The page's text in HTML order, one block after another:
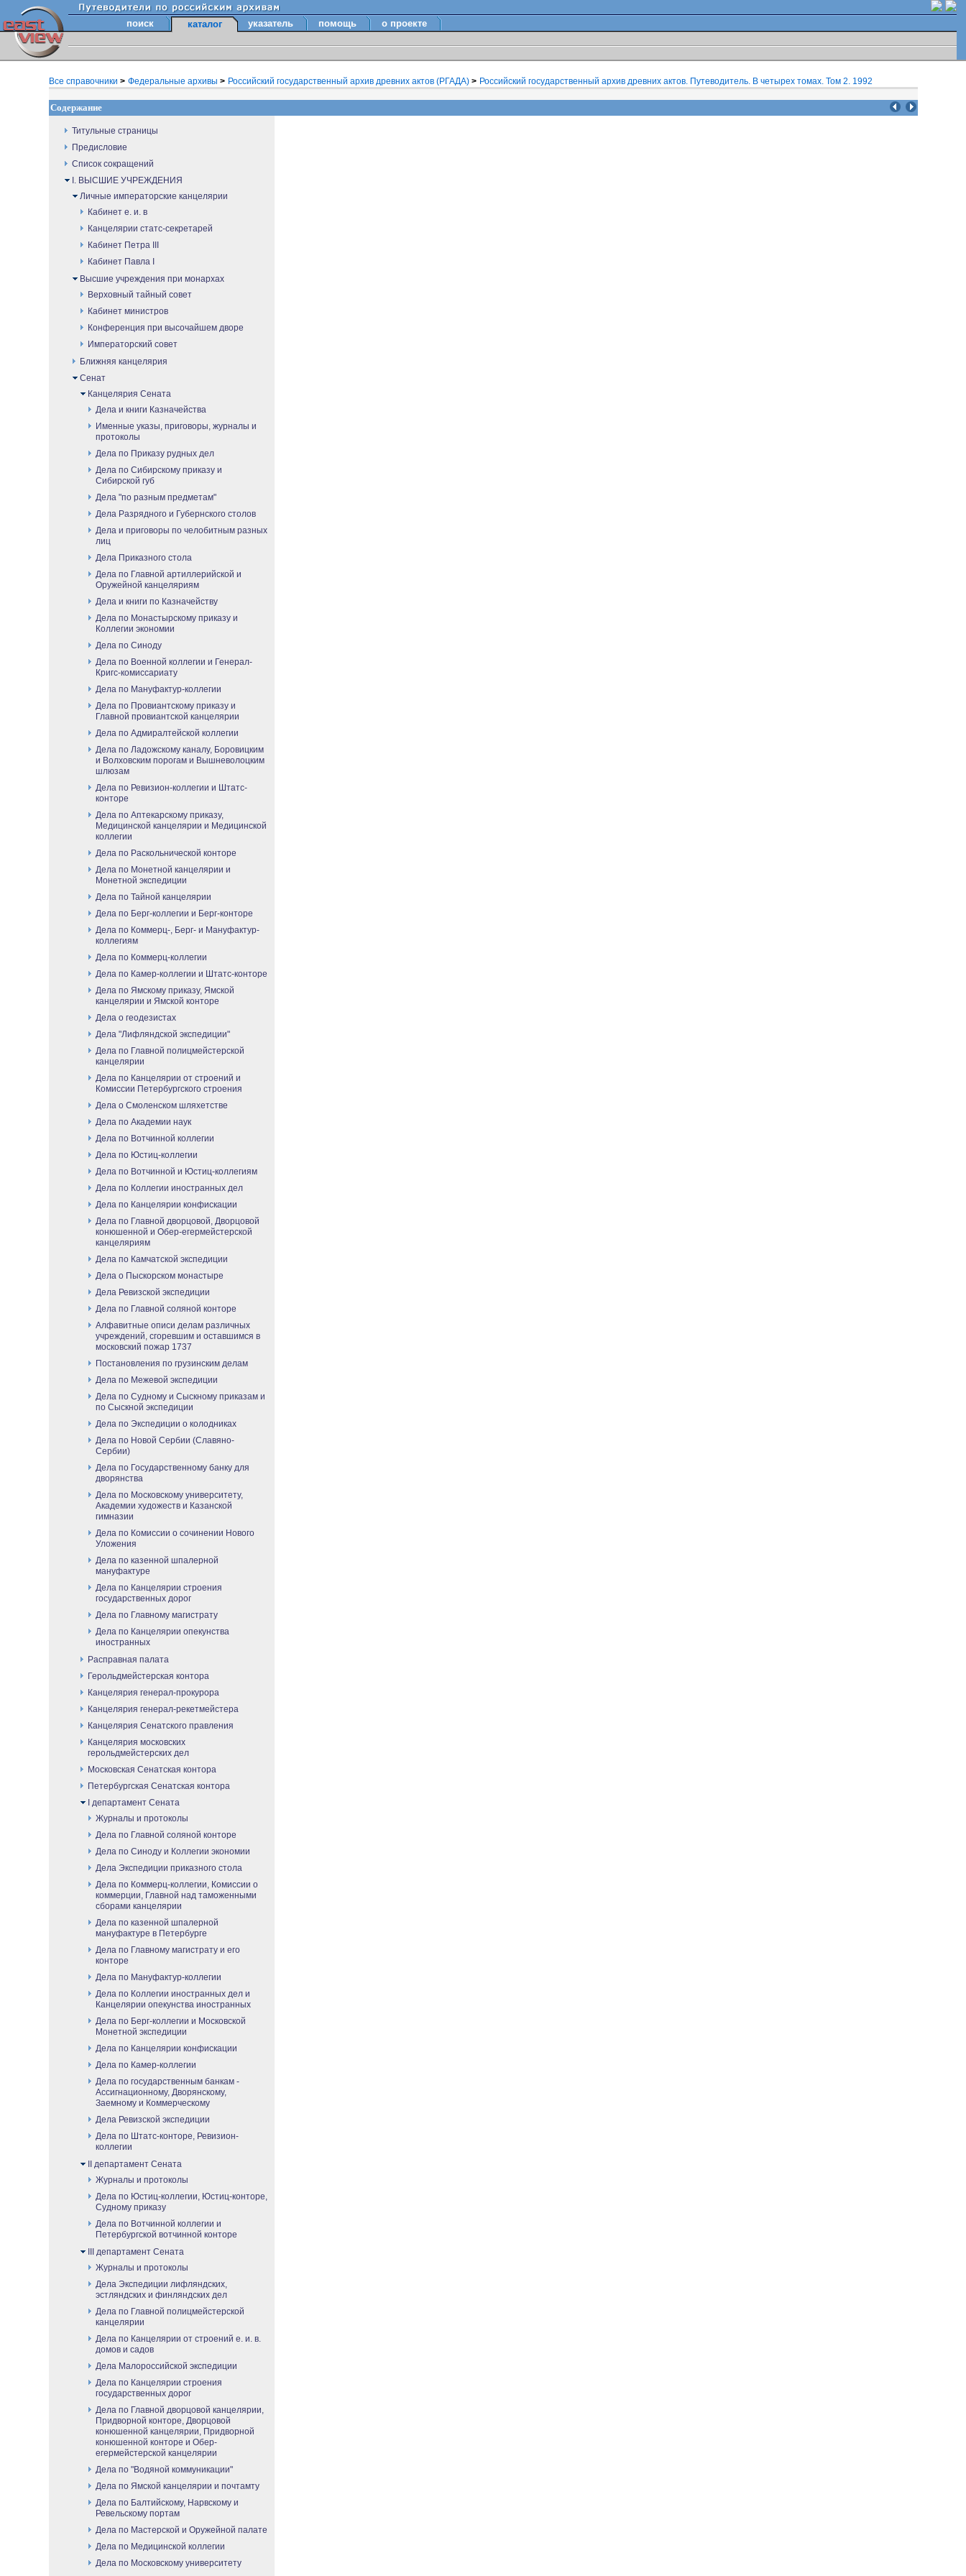
поиск каталог указатель помощь о проекте
Все справочники > Федеральные архивы > Российский государственный архив древних актов (РГАДА) > Российский государственный архив древних актов. Путеводитель. В четырех томах. Том 2. 1992
Содержание
Титульные страницы
Предисловие
Список сокращений
I. ВЫСШИЕ УЧРЕЖДЕНИЯ
Личные императорские канцелярии
Кабинет е. и. в
Канцелярии статс-секретарей
Кабинет Петра III
Кабинет Павла I
Высшие учреждения при монархах
Верховный тайный совет
Кабинет министров
Конференция при высочайшем дворе
Императорский совет
Ближняя канцелярия
Сенат
Канцелярия Сената
Дела и книги Казначейства
Именные указы, приговоры, журналы и
протоколы
Дела по Приказу рудных дел
Дела по Сибирскому приказу и
Сибирской губ
Дела "по разным предметам"
Дела Разрядного и Губернского столов
Дела и приговоры по челобитным разных
лиц
Дела Приказного стола
Дела по Главной артиллерийской и
Оружейной канцеляриям
Дела и книги по Казначейству
Дела по Монастырскому приказу и
Коллегии экономии
Дела по Синоду
Дела по Военной коллегии и Генерал-
Кригс-комиссариату
Дела по Мануфактур-коллегии
Дела по Провиантскому приказу и
Главной провиантской канцелярии
Дела по Адмиралтейской коллегии
Дела по Ладожскому каналу, Боровицким
и Волховским порогам и Вышневолоцким
шлюзам
Дела по Ревизион-коллегии и Штатс-
конторе
Дела по Аптекарскому приказу,
Медицинской канцелярии и Медицинской
коллегии
Дела по Раскольнической конторе
Дела по Монетной канцелярии и
Монетной экспедиции
Дела по Тайной канцелярии
Дела по Берг-коллегии и Берг-конторе
Дела по Коммерц-, Берг- и Мануфактур-
коллегиям
Дела по Коммерц-коллегии
Дела по Камер-коллегии и Штатс-конторе
Дела по Ямскому приказу, Ямской
канцелярии и Ямской конторе
Дела о геодезистах
Дела "Лифляндской экспедиции"
Дела по Главной полицмейстерской
канцелярии
Дела по Канцелярии от строений и
Комиссии Петербургского строения
Дела о Смоленском шляхетстве
Дела по Академии наук
Дела по Вотчинной коллегии
Дела по Юстиц-коллегии
Дела по Вотчинной и Юстиц-коллегиям
Дела по Коллегии иностранных дел
Дела по Канцелярии конфискации
Дела по Главной дворцовой, Дворцовой
конюшенной и Обер-егермейстерской
канцеляриям
Дела по Камчатской экспедиции
Дела о Пыскорском монастыре
Дела Ревизской экспедиции
Дела по Главной соляной конторе
Алфавитные описи делам различных
учреждений, сгоревшим и оставшимся в
московский пожар 1737
Постановления по грузинским делам
Дела по Межевой экспедиции
Дела по Судному и Сыскному приказам и
по Сыскной экспедиции
Дела по Экспедиции о колодниках
Дела по Новой Сербии (Славяно-
Сербии)
Дела по Государственному банку для
дворянства
Дела по Московскому университету,
Академии художеств и Казанской
гимназии
Дела по Комиссии о сочинении Нового
Уложения
Дела по казенной шпалерной
мануфактуре
Дела по Канцелярии строения
государственных дорог
Дела по Главному магистрату
Дела по Канцелярии опекунства
иностранных
Расправная палата
Герольдмейстерская контора
Канцелярия генерал-прокурора
Канцелярия генерал-рекетмейстера
Канцелярия Сенатского правления
Канцелярия московских
герольдмейстерских дел
Московская Сенатская контора
Петербургская Сенатская контора
I департамент Сената
Журналы и протоколы
Дела по Главной соляной конторе
Дела по Синоду и Коллегии экономии
Дела Экспедиции приказного стола
Дела по Коммерц-коллегии, Комиссии о
коммерции, Главной над таможенными
сборами канцелярии
Дела по казенной шпалерной
мануфактуре в Петербурге
Дела по Главному магистрату и его
конторе
Дела по Мануфактур-коллегии
Дела по Коллегии иностранных дел и
Канцелярии опекунства иностранных
Дела по Берг-коллегии и Московской
Монетной экспедиции
Дела по Канцелярии конфискации
Дела по Камер-коллегии
Дела по государственным банкам -
Ассигнационному, Дворянскому,
Заемному и Коммерческому
Дела Ревизской экспедиции
Дела по Штатс-конторе, Ревизион-
коллегии
II департамент Сената
Журналы и протоколы
Дела по Юстиц-коллегии, Юстиц-конторе,
Судному приказу
Дела по Вотчинной коллегии и
Петербургской вотчинной конторе
III департамент Сената
Журналы и протоколы
Дела Экспедиции лифляндских,
эстляндских и финляндских дел
Дела по Главной полицмейстерской
канцелярии
Дела по Канцелярии от строений е. и. в.
домов и садов
Дела Малороссийской экспедиции
Дела по Канцелярии строения
государственных дорог
Дела по Главной дворцовой канцелярии,
Придворной конторе, Дворцовой
конюшенной канцелярии, Придворной
конюшенной конторе и Обер-
егермейстерской канцелярии
Дела по "Водяной коммуникации"
Дела по Ямской канцелярии и почтамту
Дела по Балтийскому, Нарвскому и
Ревельскому портам
Дела по Мастерской и Оружейной палате
Дела по Медицинской коллегии
Дела по Московскому университету